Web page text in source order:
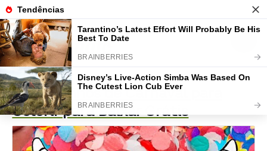
52 Desenhos de Carnaval para
Colorir para Baixar Grátis